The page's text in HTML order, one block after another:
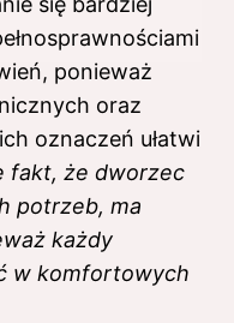
ponieważ
oraz
oznaczeń ułatwi
fakt, że dworzec
potrzeb, ma
każdy
w komfortowych